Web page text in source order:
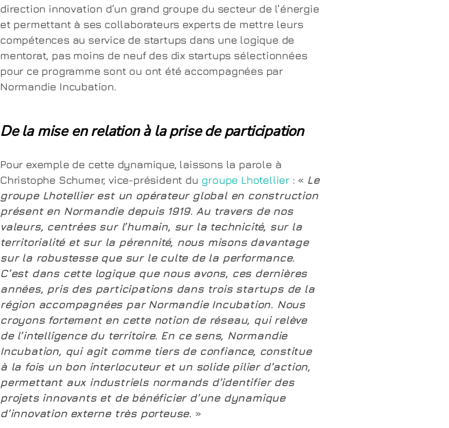
direction innovation d’un grand groupe du secteur de l’énergie
et permettant à ses collaborateurs experts de mettre leurs
compétences au service de startups dans une logique de
mentorat, pas moins de neuf des dix startups sélectionnées
pour ce programme sont ou ont été accompagnées par
Normandie Incubation.
De la mise en relation à la prise de participation
Pour exemple de cette dynamique, laissons la parole à
Christophe Schumer, vice-président du groupe Lhotellier : « Le
groupe Lhotellier est un opérateur global en construction
présent en Normandie depuis 1919. Au travers de nos
valeurs, centrées sur l’humain, sur la technicité, sur la
territorialité et sur la pérennité, nous misons davantage
sur la robustesse que sur le culte de la performance.
C’est dans cette logique que nous avons, ces dernières
années, pris des participations dans trois startups de la
région accompagnées par Normandie Incubation. Nous
croyons fortement en cette notion de réseau, qui relève
de l’intelligence du territoire. En ce sens, Normandie
Incubation, qui agit comme tiers de confiance, constitue
à la fois un bon interlocuteur et un solide pilier d’action,
permettant aux industriels normands d’identifier des
projets innovants et de bénéficier d’une dynamique
d’innovation externe très porteuse. »